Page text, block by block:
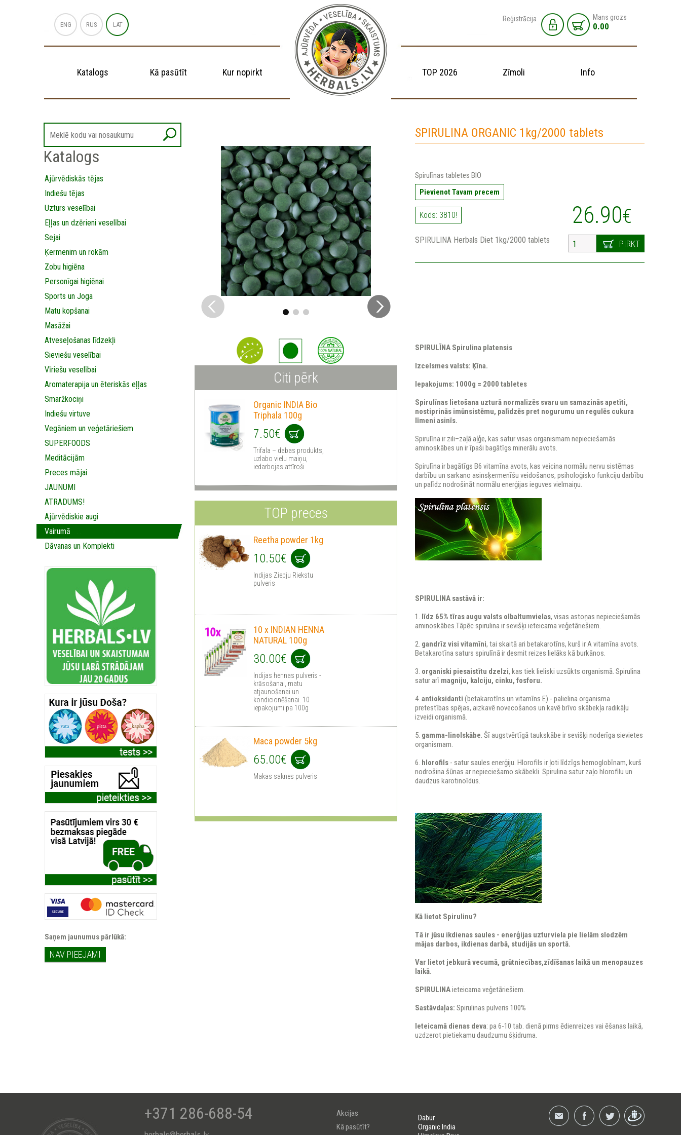
ENG RUS LAT
Reģistrācija Mans grozs
0.00
Katalogs Kā pasūtīt Kur nopirkt TOP 2026 Zīmoli Info
Katalogs
Ajūrvēdiskās tējas
Indiešu tējas
Uzturs veselībai
Eļļas un dzērieni veselībai
Sejai
Ķermenim un rokām
Zobu higiēna
Personīgai higiēnai
Sports un Joga
Matu kopšanai
Masāžai
Аtveseļošanas līdzekļi
Sieviešu veselībai
Vīriešu veselībai
Aromaterapija un ēteriskās eļļas
Smaržkociņi
Indiešu virtuve
Vegāniem un veģetāriešiem
SUPERFOODS
Meditācijām
Preces mājai
JAUNUMI
ATRADUMS!
Ajūrvēdiskie augi
Vairumā
Dāvanas un Komplekti
Saņem jaunumus pārlūkā:
NAV PIEEJAMI
SPIRULINA ORGANIC 1kg/2000 tablets
Spirulīnas tabletes BIO
Pievienot Tavam precem
Kods: 3810! 26.90€
PIRKT
SPIRULINA Herbals Diet 1kg/2000 tablets
SPIRULĪNA Spirulina platensis
Izcelsmes valsts: Ķīna.
Iepakojums: 1000g = 2000 tabletes
Spirulīnas lietošana uzturā normalizēs svaru un samazinās apetīti,
nostiprinās imūnsistēmu, palīdzēs pret nogurumu un regulēs cukura
līmeni asinīs.
Spirulīna ir zili–zaļā aļģe, kas satur visas organismam nepieciešamās
aminoskābes un ir īpaši bagātīgs minerālu avots.
Spirulīna ir bagātīgs B6 vitamīna avots, kas veicina normālu nervu sistēmas
darbību un sarkano asinsķermenīšu veidošanos, psiholoģisko funkciju darbību
un palīdz nodrošināt normālu enerģijas ieguves vielmaiņu.
SPIRULINA sastāvā ir:
1. līdz 65% tīras augu valsts olbaltumvielas, visas astoņas nepieciešamās
aminoskābes.Tāpēc spirulina ir sevišķi ieteicama veģetāriešiem.
2. gandrīz visi vitamīni, tai skaitā ari betakarotīns, kurš ir A vitamīna avots.
Betakarotīna saturs spirulīnā ir desmit reizes lielāks kā burkānos.
3. organiski piesaistītu dzelzi, kas tiek lieliski uzsūkts organismā. Spirulina
satur arī magniju, kalciju, cinku, fosforu.
4.antioksidanti (betakarotīns un vitamīns E) - palielina organisma
pretestības spējas, aizkavē novecošanos un kavē brīvo skābekļa radikāļu
izveidi organismā.
5. gamma-linolskābe. Šī augstvērtīgā taukskābe ir sevišķi noderīga sievietes
organismam.
6. hlorofils - satur saules enerģiju. Hlorofils ir ļoti līdzīgs hemoglobīnam, kurš
nodrošina šūnas ar nepieciešamo skābekli. Spirulina satur zaļo hlorofilu un
daudzus karotinoīdus.
Kā lietot Spirulinu?
Tā ir jūsu ikdienas saules - enerģijas uzturviela pie lielām slodzēm
mājas darbos, ikdienas darbā, studijās un sportā.
Var lietot jebkurā vecumā, grūtniecības,zīdīšanas laikā un menopauzes
laikā.
SPIRULINAieteicama veģetāriešiem.
Sastāvdaļas: Spirulinas pulveris 100%
Ieteicamā dienas deva: pa 6-10 tab. dienā pirms ēdienreizes vai ēšanas laikā,
uzdzerot pietiekamu daudzumu šķidruma.
Citi pērk
Organic INDIA Bio
Triphala 100g
7.50€
Trifala – dabas produkts,
uzlabo vielu maiņu,
iedarbojas attīroši
TOP preces
Reetha powder 1kg
10.50€
Indijas Ziepju Riekstu
pulveris
10 x INDIAN HENNA
NATURAL 100g
30.00€
Indijas hennas pulveris -
krāsošanai, matu
atjaunošanai un
kondicionēšanai. 10
iepakojumi pa 100g
Maca powder 5kg
65.00€
Makas saknes pulveris
+371 286-688-54
Akcijas
Kā pasūtīt?
Dabur
Organic India